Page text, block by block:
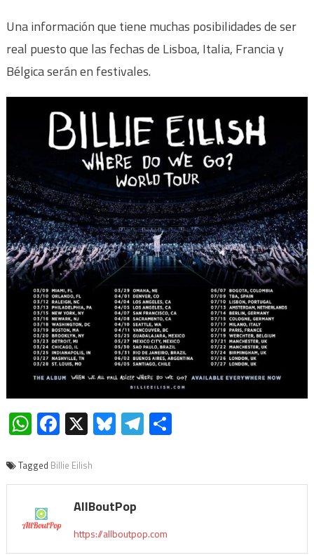
Una información que tiene muchas posibilidades de ser
real puesto que las fechas de Lisboa, Italia, Francia y
Bélgica serán en festivales.
WhatsApp
Facebook
X BlueskyTelegram
Compartir
Tagged Billie Eilish
AllBoutPop
https://allboutpop.com